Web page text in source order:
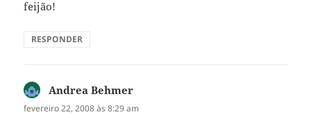
feijão!
RESPONDER
Andrea Behmer
fevereiro 22, 2008 às 8:29 am